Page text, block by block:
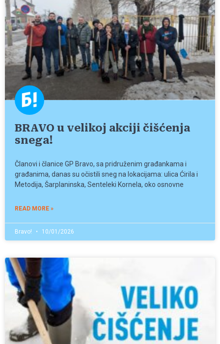
BRAVO u velikoj akciji čišćenja
snega!
Članovi i članice GP Bravo, sa pridruženim građankama i
građanima, danas su očistili sneg na lokacijama: ulica Ćirila i
Metodija, Šarplaninska, Senteleki Kornela, oko osnovne
READ MORE »
Bravo! 10/01/2026